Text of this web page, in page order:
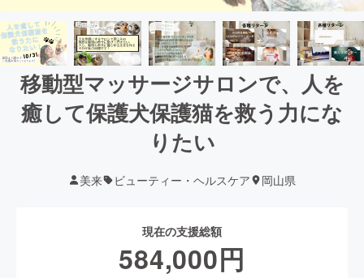
移動型マッサージサロンで、人を
癒して保護犬保護猫を救う力にな
りたい
美来 ビューティー・ヘルスケア 岡山県
現在の支援総額
584,000円